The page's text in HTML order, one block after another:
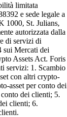
limitata
e sede legale a
1000, St. Julians,
autorizzata dalla
di servizi di
sui Mercati dei
Assets Act. Foris
servizi: 1. Scambio
con altri crypto-
asset per conto dei
dei clienti; 5.
clienti; 6.